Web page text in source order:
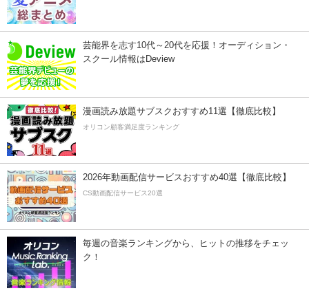
芸能界を志す10代～20代を応援！オーディション・
スクール情報はDeview
漫画読み放題サブスクおすすめ11選【徹底比較】
オリコン顧客満足度ランキング
2026年動画配信サービスおすすめ40選【徹底比較】
CS動画配信サービス20選
毎週の音楽ランキングから、ヒットの推移をチェッ
ク！